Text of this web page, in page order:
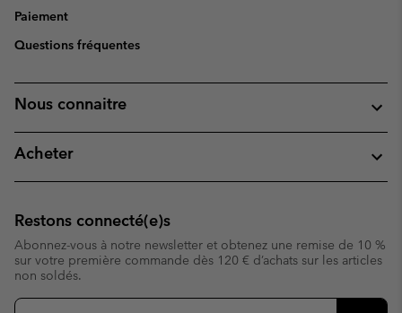
Paiement
Questions fréquentes
Nous connaitre
Acheter
Restons connecté(e)s
Abonnez-vous à notre newsletter et obtenez une remise de 10 %
sur votre première commande dès 120 € d’achats sur les articles
non soldés.
Inscription